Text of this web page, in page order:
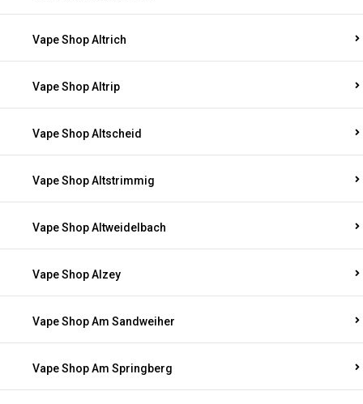
Vape Shop Altrich
Vape Shop Altrip
Vape Shop Altscheid
Vape Shop Altstrimmig
Vape Shop Altweidelbach
Vape Shop Alzey
Vape Shop Am Sandweiher
Vape Shop Am Springberg